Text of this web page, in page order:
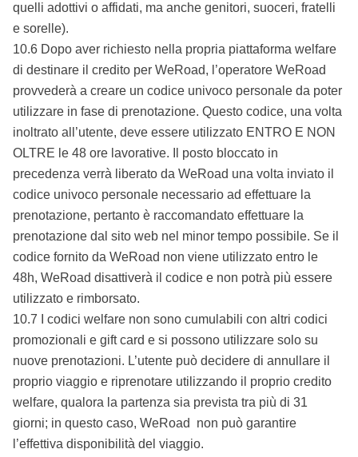
quelli adottivi o affidati, ma anche genitori, suoceri, fratelli
e sorelle).
10.6 Dopo aver richiesto nella propria piattaforma welfare
di destinare il credito per WeRoad, l’operatore WeRoad
provvederà a creare un codice univoco personale da poter
utilizzare in fase di prenotazione. Questo codice, una volta
inoltrato all’utente, deve essere utilizzato ENTRO E NON
OLTRE le 48 ore lavorative. Il posto bloccato in
precedenza verrà liberato da WeRoad una volta inviato il
codice univoco personale necessario ad effettuare la
prenotazione, pertanto è raccomandato effettuare la
prenotazione dal sito web nel minor tempo possibile. Se il
codice fornito da WeRoad non viene utilizzato entro le
48h, WeRoad disattiverà il codice e non potrà più essere
utilizzato e rimborsato.
10.7 I codici welfare non sono cumulabili con altri codici
promozionali e gift card e si possono utilizzare solo su
nuove prenotazioni. L’utente può decidere di annullare il
proprio viaggio e riprenotare utilizzando il proprio credito
welfare, qualora la partenza sia prevista tra più di 31
giorni; in questo caso, WeRoad non può garantire
l’effettiva disponibilità del viaggio.